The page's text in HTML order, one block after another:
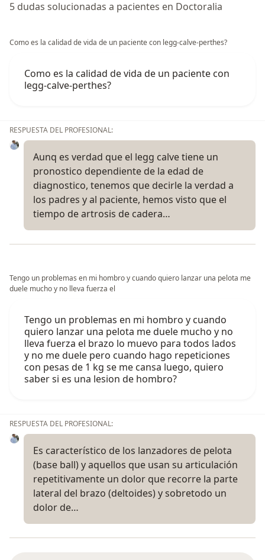
5 dudas solucionadas a pacientes en Doctoralia
Como es la calidad de vida de un paciente con legg-calve-perthes?
Como es la calidad de vida de un paciente con
legg-calve-perthes?
RESPUESTA DEL PROFESIONAL:
Aunq es verdad que el legg calve tiene un
pronostico dependiente de la edad de
diagnostico, tenemos que decirle la verdad a
los padres y al paciente, hemos visto que el
tiempo de artrosis de cadera…
Tengo un problemas en mi hombro y cuando quiero lanzar una pelota me
duele mucho y no lleva fuerza el
Tengo un problemas en mi hombro y cuando
quiero lanzar una pelota me duele mucho y no
lleva fuerza el brazo lo muevo para todos lados
y no me duele pero cuando hago repeticiones
con pesas de 1 kg se me cansa luego, quiero
saber si es una lesion de hombro?
RESPUESTA DEL PROFESIONAL:
Es característico de los lanzadores de pelota
(base ball) y aquellos que usan su articulación
repetitivamente un dolor que recorre la parte
lateral del brazo (deltoides) y sobretodo un
dolor de…